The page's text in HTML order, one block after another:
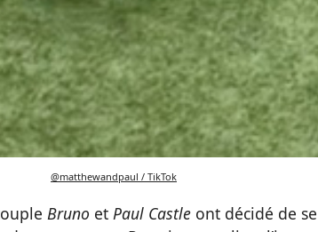
@matthewandpaul / TikTok
Bruno et Paul Castle ont décidé de